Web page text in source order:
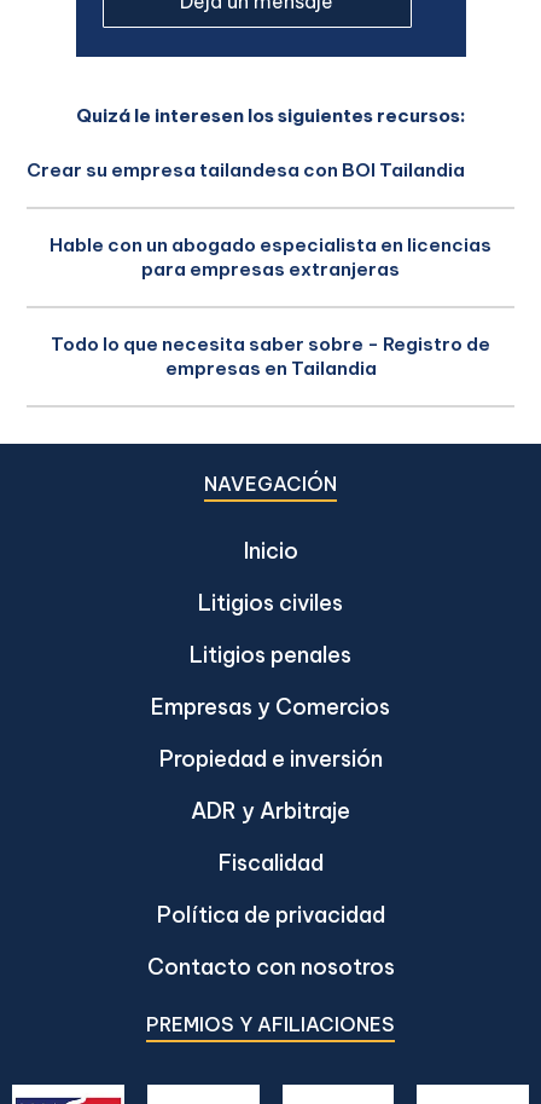
Quizá le interesen los siguientes recursos:
Crear su empresa tailandesa con BOI Tailandia
Hable con un abogado especialista en licencias
para empresas extranjeras
Todo lo que necesita saber sobre - Registro de
empresas en Tailandia
NAVEGACIÓN
Inicio
Litigios civiles
Litigios penales
Empresas y Comercios
Propiedad e inversión
ADR y Arbitraje
Fiscalidad
Política de privacidad
Contacto con nosotros
PREMIOS Y AFILIACIONES